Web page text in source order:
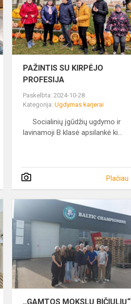
PAŽINTIS
SU
VIRĖJO
PROFESIJA
PAŽINTIS SU KIRPĖJO
PROFESIJA
Paskelbta: 2024-10-28
Kategorija:Ugdymas karjerai
Socialinių įgūdžių ugdymo ir
lavinamoji B klasė apsilankė ki...
Plačiau
PAŽINTIS
SU
VIRĖJO
PROFESIJA
,,GAMTOS MOKSLŲ BIČIULIŲ“